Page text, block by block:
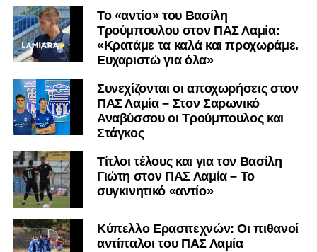
Το «αντίο» του Βασίλη
Τρούμπουλου στον ΠΑΣ Λαμία:
«Κρατάμε τα καλά και προχωράμε.
Ευχαριστώ για όλα»
Συνεχίζονται οι αποχωρήσεις στον
ΠΑΣ Λαμία – Στον Σαρωνικό
Αναβύσσου οι Τρούμπουλος και
Στάγκος
Τίτλοι τέλους και για τον Βασίλη
Γιώτη στον ΠΑΣ Λαμία – Το
συγκινητικό «αντίο»
Κύπελλο Ερασιτεχνών: Οι πιθανοί
αντίπαλοι του ΠΑΣ Λαμία